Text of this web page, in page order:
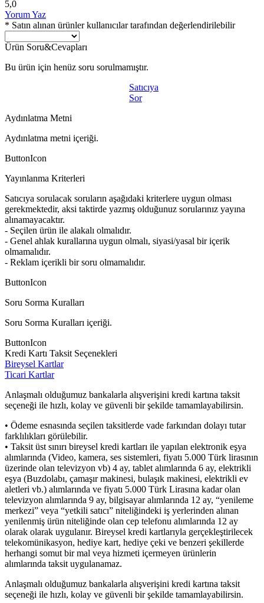
5,0
Yorum Yaz
* Satın alınan ürünler kullanıcılar tarafından değerlendirilebilir
Ürün Soru&Cevapları
Bu ürün için henüz soru sorulmamıştır.
Satıcıya
Sor
Aydınlatma Metni
Aydınlatma metni içeriği.
ButtonIcon
Yayınlanma Kriterleri
Satıcıya sorulacak soruların aşağıdaki kriterlere uygun olması
gerekmektedir, aksi taktirde yazmış olduğunuz sorularınız yayına
alınamayacaktır.
- Seçilen ürün ile alakalı olmalıdır.
- Genel ahlak kurallarına uygun olmalı, siyasi/yasal bir içerik
olmamalıdır.
- Reklam içerikli bir soru olmamalıdır.
ButtonIcon
Soru Sorma Kuralları
Soru Sorma Kuralları içeriği.
ButtonIcon
Kredi Kartı Taksit Seçenekleri
Bireysel Kartlar
Ticari Kartlar
Anlaşmalı olduğumuz bankalarla alışverişini kredi kartına taksit
seçeneği ile hızlı, kolay ve güvenli bir şekilde tamamlayabilirsin.
• Ödeme esnasında seçilen taksitlerde vade farkından dolayı tutar
farklılıkları görülebilir.
• Taksit üst sınırı bireysel kredi kartları ile yapılan elektronik eşya
alımlarında (Video, kamera, ses sistemleri, fiyatı 5.000 Türk lirasının
üzerinde olan televizyon vb) 4 ay, tablet alımlarında 6 ay, elektrikli
eşya (Buzdolabı, çamaşır makinesi, bulaşık makinesi, elektrikli ev
aletleri vb.) alımlarında ve fiyatı 5.000 Türk Lirasına kadar olan
televizyon alımlarında 9 ay, bilgisayar alımlarında 12 ay, “yenileme
merkezi” veya “yetkili satıcı” niteliğindeki iş yerlerinden alınan
yenilenmiş ürün niteliğinde olan cep telefonu alımlarında 12 ay
olarak olarak uygulanır. Bireysel kredi kartlarıyla gerçekleştirilecek
telekomünikasyon, hediye kart, hediye çeki ve benzeri şekillerde
herhangi somut bir mal veya hizmeti içermeyen ürünlerin
alımlarında taksit uygulanamaz.
Anlaşmalı olduğumuz bankalarla alışverişini kredi kartına taksit
seçeneği ile hızlı, kolay ve güvenli bir şekilde tamamlayabilirsin.